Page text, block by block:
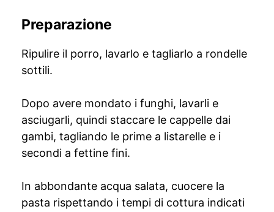
Preparazione
Ripulire il porro, lavarlo e tagliarlo a rondelle
sottili.
Dopo avere mondato i funghi, lavarli e
asciugarli, quindi staccare le cappelle dai
gambi, tagliando le prime a listarelle e i
secondi a fettine fini.
In abbondante acqua salata, cuocere la
pasta rispettando i tempi di cottura indicati